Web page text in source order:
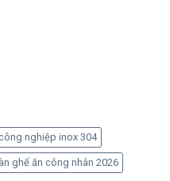
nghiệp inox 304
ghế ăn công nhân 2026